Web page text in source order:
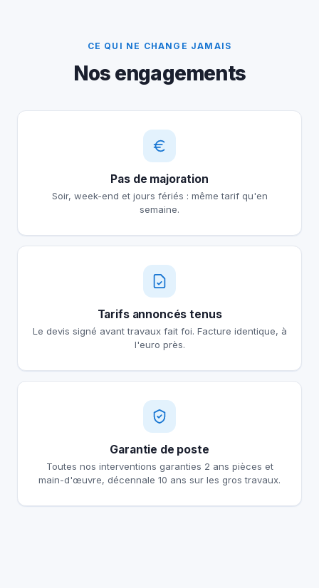
CE QUI NE CHANGE JAMAIS
Nos engagements
Pas de majoration
Soir, week-end et jours fériés : même tarif qu'en
semaine.
Tarifs annoncés tenus
Le devis signé avant travaux fait foi. Facture identique, à
l'euro près.
Garantie de poste
Toutes nos interventions garanties 2 ans pièces et
main-d'œuvre, décennale 10 ans sur les gros travaux.